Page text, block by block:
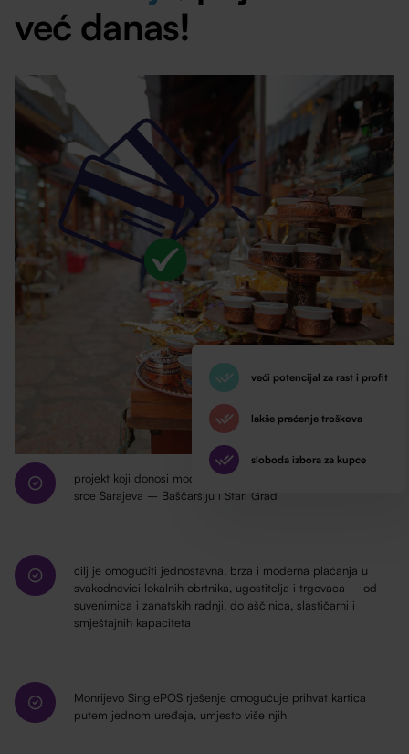
već danas!
veći potencijal za rast i profit
lakše praćenje troškova
sloboda izbora za kupce
projekt koji donosi modernu infrastrukturu plaćanja u samo
srce Sarajeva – Baščaršiju i Stari Grad
cilj je omogućiti jednostavna, brza i moderna plaćanja u
svakodnevici lokalnih obrtnika, ugostitelja i trgovaca – od
suvenirnica i zanatskih radnji, do aščinica, slastičarni i
smještajnih kapaciteta
Monrijevo SinglePOS rješenje omogućuje prihvat kartica
putem jednom uređaja, umjesto više njih